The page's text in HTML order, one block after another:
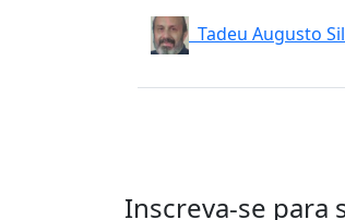
Tadeu Augusto
Inscreva-se para